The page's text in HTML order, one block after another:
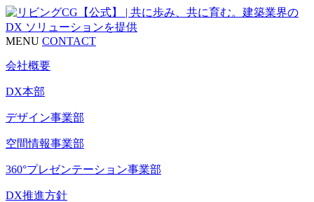
MENU CONTACT
会社概要
DX本部
デザイン事業部
空間情報事業部
360°プレゼンテーション事業部
DX推進方針